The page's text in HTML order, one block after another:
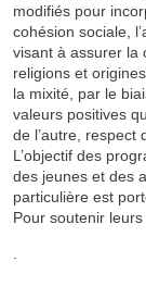
modifiés pour
cohésion sociale,
visant à assurer la
religions et
la mixité, par le
valeurs positives
de l’autre, respect
L’objectif des
des jeunes et des
particulière est
Pour soutenir